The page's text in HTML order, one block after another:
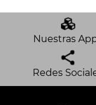
Nuestras
Redes